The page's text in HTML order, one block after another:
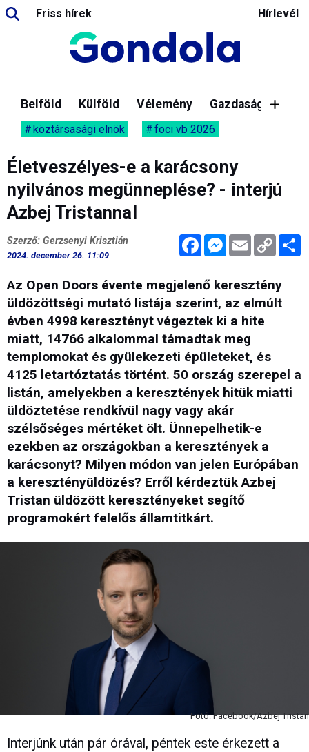
Friss hírek Hírlevél
Belföld Külföld Vélemény Gazdaság
köztársasági elnök foci vb 2026
Életveszélyes-e a karácsony
nyilvános megünneplése? - interjú
Azbej Tristannal
FacebookMessenger
Email Copy
Link
Szerző: Gerzsenyi Krisztián
2024. december 26. 11:09
Az Open Doors évente megjelenő keresztény
üldözöttségi mutató listája szerint, az elmúlt
évben 4998 keresztényt végeztek ki a hite
miatt, 14766 alkalommal támadtak meg
templomokat és gyülekezeti épületeket, és
4125 letartóztatás történt. 50 ország szerepel a
listán, amelyekben a keresztények hitük miatti
üldöztetése rendkívül nagy vagy akár
szélsőséges mértéket ölt. Ünnepelhetik-e
ezekben az országokban a keresztények a
karácsonyt? Milyen módon van jelen Európában
a keresztényüldözés? Erről kérdeztük Azbej
Tristan üldözött keresztényeket segítő
programokért felelős államtitkárt.
Fotó: Facebook/Azbej Tristan
Interjúnk után pár órával, péntek este érkezett a